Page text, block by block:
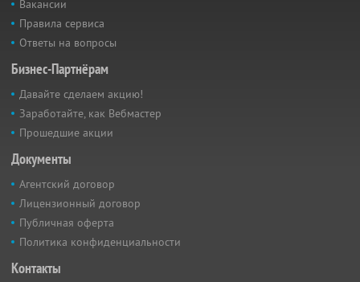
Вакансии
Правила сервиса
Ответы на вопросы
Бизнес-Партнёрам
Давайте сделаем акцию!
Заработайте, как Вебмастер
Прошедшие акции
Документы
Агентский договор
Лицензионный договор
Публичная оферта
Политика конфиденциальности
Контакты